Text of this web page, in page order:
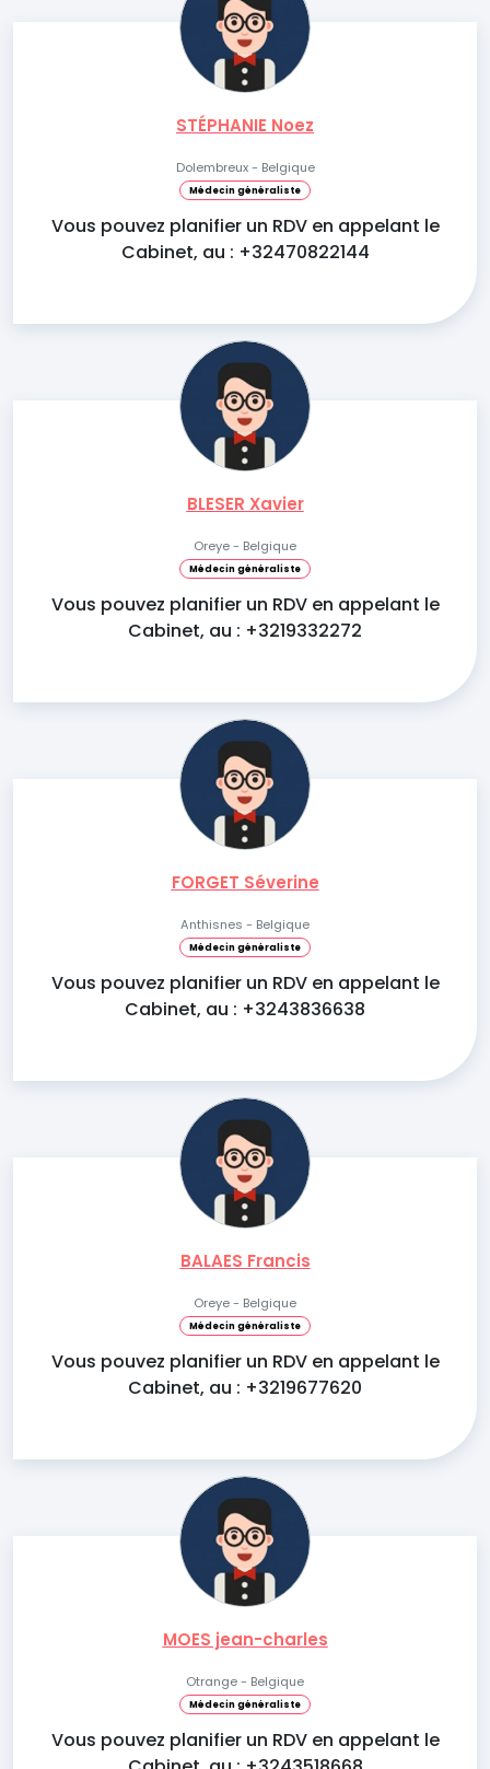
STÉPHANIE Noez
Dolembreux - Belgique
Médecin généraliste
Vous pouvez planifier un RDV en appelant le
Cabinet, au : +32470822144
BLESER Xavier
Oreye - Belgique
Médecin généraliste
Vous pouvez planifier un RDV en appelant le
Cabinet, au : +3219332272
FORGET Séverine
Anthisnes - Belgique
Médecin généraliste
Vous pouvez planifier un RDV en appelant le
Cabinet, au : +3243836638
BALAES Francis
Oreye - Belgique
Médecin généraliste
Vous pouvez planifier un RDV en appelant le
Cabinet, au : +3219677620
MOES jean-charles
Otrange - Belgique
Médecin généraliste
Vous pouvez planifier un RDV en appelant le